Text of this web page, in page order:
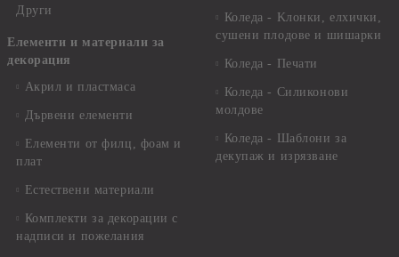
Други
Елементи и материали за
декорация
Акрил и пластмаса
Дървени елементи
Елементи от филц, фоам и
плат
Естествени материали
Комплекти за декорации с
надписи и пожелания
Коледа - Kлонки, елхички,
сушени плодове и шишарки
Коледа - Печати
Коледа - Силиконови
молдове
Коледа - Шаблони за
декупаж и изрязване